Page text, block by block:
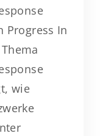
Progress In
wie